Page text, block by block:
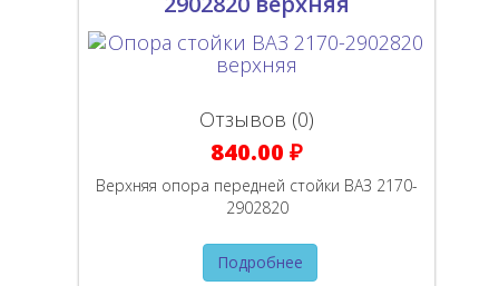
Отзывов (0)
840.00 ₽
Верхняя опора передней стойки ВАЗ 2170-
2902820
Подробнее